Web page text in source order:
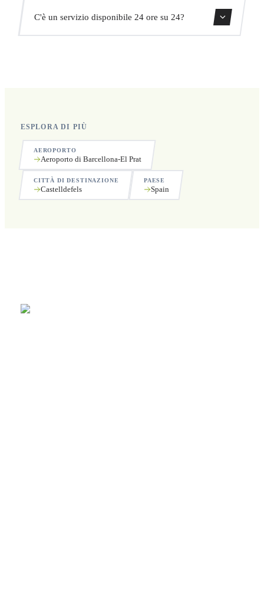
Sì, puoi cancellare gratuitamente fino a 24 ore prima del
ritiro.
C'è un servizio disponibile 24 ore su 24?
ESPLORA DI PIÙ
AEROPORTO
Aeroporto di Barcellona-El Prat
CITTÀ DI DESTINAZIONE
Castelldefels
PAESE
Spain